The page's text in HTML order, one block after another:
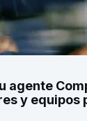
agente
y equipos